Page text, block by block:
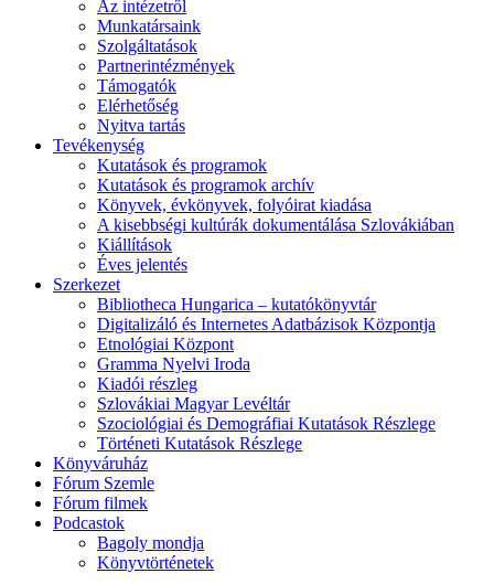
Az intézetről
Munkatársaink
Szolgáltatások
Partnerintézmények
Támogatók
Elérhetőség
Nyitva tartás
Tevékenység
Kutatások és programok
Kutatások és programok archív
Könyvek, évkönyvek, folyóirat kiadása
A kisebbségi kultúrák dokumentálása Szlovákiában
Kiállítások
Éves jelentés
Szerkezet
Bibliotheca Hungarica – kutatókönyvtár
Digitalizáló és Internetes Adatbázisok Központja
Etnológiai Központ
Gramma Nyelvi Iroda
Kiadói részleg
Szlovákiai Magyar Levéltár
Szociológiai és Demográfiai Kutatások Részlege
Történeti Kutatások Részlege
Könyváruház
Fórum Szemle
Fórum filmek
Podcastok
Bagoly mondja
Könyvtörténetek